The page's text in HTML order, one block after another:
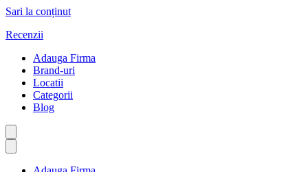
Sari la conținut
Recenzii
Adauga Firma
Brand-uri
Locatii
Categorii
Blog